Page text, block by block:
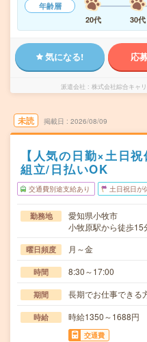
年齢層
20代
30代
気になる! 応
派遣会社 株式会社綜合キャ
未読 掲載日 2026/08/09
【人気の日勤×土日
組立/日払いOK
交通費別途支給あり 土日祝日が
勤務地
愛知県小牧市
小牧原駅から徒歩15
曜日頻度 月～金
時間 8:30～17:00
期間 長期でお仕事できる
時給 時給1350～1688円
交通費